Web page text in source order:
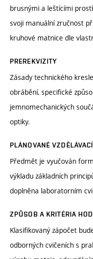
brusnými a leštícími
svoji manuální zručnost
kruhové matnice dle
PREREKVIZITY
Zásady technického
obrábění, specifické
jemnomechanických
optiky.
PLÁNOVANÉ
Předmět je vyučován
výkladu základních
doplněna laboratorním
ZPŮSOB A KRITÉRIA
Klasifikovaný zápočet
odborných cvičeních s